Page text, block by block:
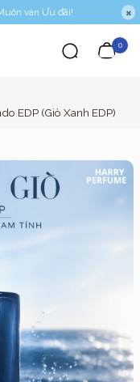
vàn Ưu đãi!
0
EDP (Giò Xanh EDP)